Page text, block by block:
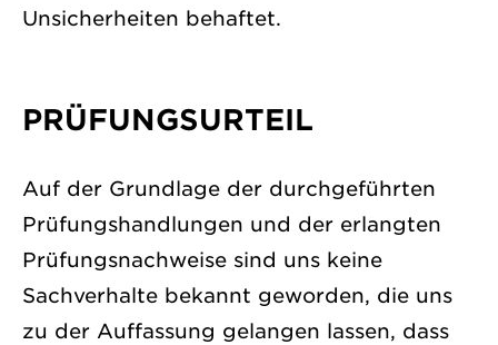
Unsicherheiten behaftet.
PRÜFUNGSURTEIL
Auf der Grundlage der durchgeführten
Prüfungshandlungen und der erlangten
Prüfungsnachweise sind uns keine
Sachverhalte bekannt geworden, die uns
zu der Auffassung gelangen lassen, dass